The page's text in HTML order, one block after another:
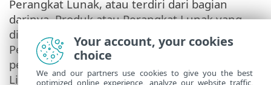
Perangkat Lunak, atau terdiri dari bagian
darinya. Produk atau Perangkat Lunak yang
disertakan dengan Perjanjian Lisensi
Pengguna Akhir tidak dapat dipasang tanpa
persetujuan Pengguna terhadap Perjanjian
Lisensi Pengguna Akhir.
Your account, your cookies
choice
We and our partners use cookies to give you the best
optimized online experience, analyze our website traffic,